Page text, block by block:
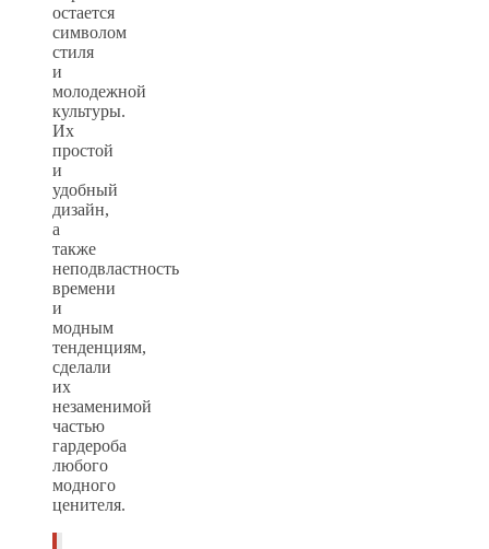
остается
символом
стиля
и
молодежной
культуры.
Их
простой
и
удобный
дизайн,
а
также
неподвластность
времени
и
модным
тенденциям,
сделали
их
незаменимой
частью
гардероба
любого
модного
ценителя.